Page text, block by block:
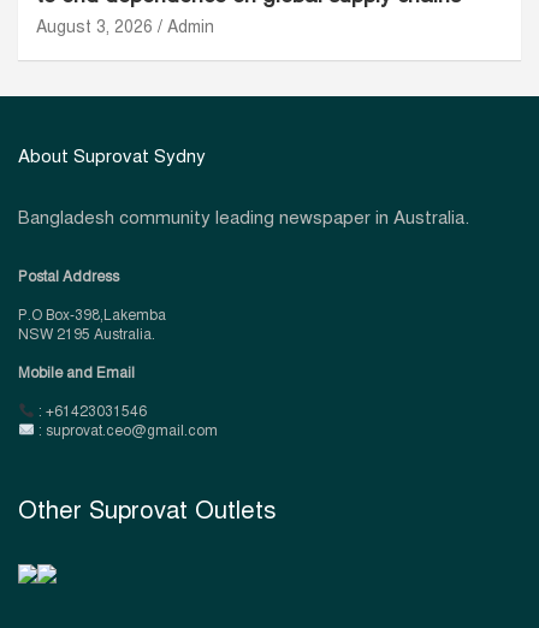
August 3, 2026 Admin
About Suprovat Sydny
Bangladesh community leading newspaper in Australia.
Postal Address
P.O Box-398,Lakemba
NSW 2195 Australia.
Mobile and Email
: +61423031546
: suprovat.ceo@gmail.com
Other Suprovat Outlets